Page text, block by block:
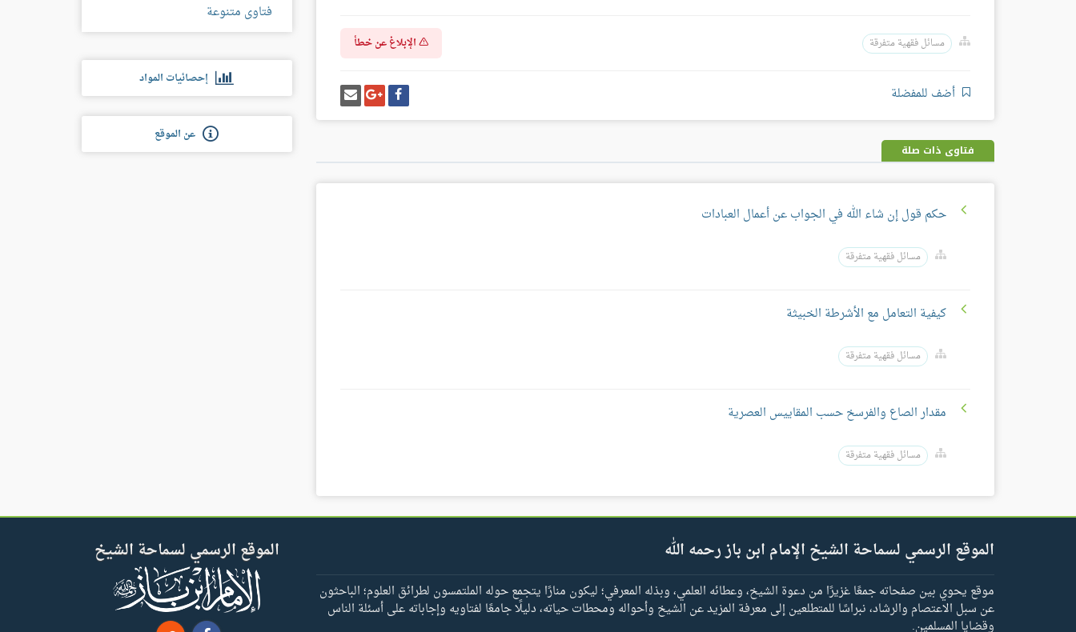
مسائل فقهية متفرقة الإبلاغ عن خطأ
أضف للمفضلة شارك
على
فيسبوك
شارك
على
غوغل
بلس
إرسل
إيميل
فتاوى ذات صلة
حكم قول إن شاء الله في الجواب عن أعمال العبادات
مسائل فقهية متفرقة
كيفية التعامل مع الأشرطة الخبيثة
مسائل فقهية متفرقة
مقدار الصاع والفرسخ حسب المقاييس العصرية
مسائل فقهية متفرقة
فتاوى متنوعة
إحصائيات المواد
عن الموقع
الموقع الرسمي لسماحة الشيخ الإمام ابن باز رحمه الله
موقع يحوي بين صفحاته جمعًا غزيرًا من دعوة الشيخ، وعطائه العلمي، وبذله المعرفي؛ ليكون منارًا يتجمع حوله الملتمسون لطرائق العلوم؛ الباحثون
عن سبل الاعتصام والرشاد، نبراسًا للمتطلعين إلى معرفة المزيد عن الشيخ وأحواله ومحطات حياته، دليلًا جامعًا لفتاويه وإجاباته على أسئلة الناس
وقضايا المسلمين.
الموقع الرسمي لسماحة الشيخ